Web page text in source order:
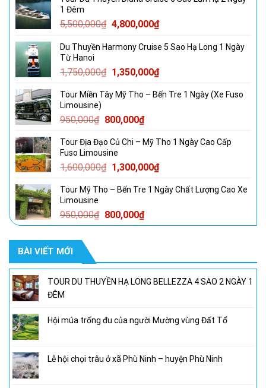
1 Đêm
5,500,000₫ Giá
là:
4,800,000₫Giá
tại
4,800,000₫.
Du Thuyền Harmony Cruise 5 Sao Hạ Long 1 Ngày
Từ Hanoi
1,750,000₫ Giá
là:
1,350,000₫Giá
tại
Tour Miền Tây Mỹ Tho – Bến Tre 1 Ngày (Xe Fuso
Limousine)
950,000₫ Giá
là:
950,000₫.
800,000₫Giá
tại
800,000₫.
Tour Địa Đạo Củ Chi – Mỹ Tho 1 Ngày Cao Cấp
Fuso Limousine
1,600,000₫ Giá
là:
1,300,000₫Giá
tại
Tour Mỹ Tho – Bến Tre 1 Ngày Chất Lượng Cao Xe
Limousine
950,000₫ Giá
gốc
800,000₫Giá
hiện
800,000₫.
BÀI VIẾT MỚI
TOUR DU THUYỀN HẠ LONG BELLEZZA 4 SAO 2 NGÀY 1
ĐÊM
Hội múa trống đu của người Mường vùng Đất Tổ
Lễ hội chọi trâu ở xã Phù Ninh – huyện Phù Ninh